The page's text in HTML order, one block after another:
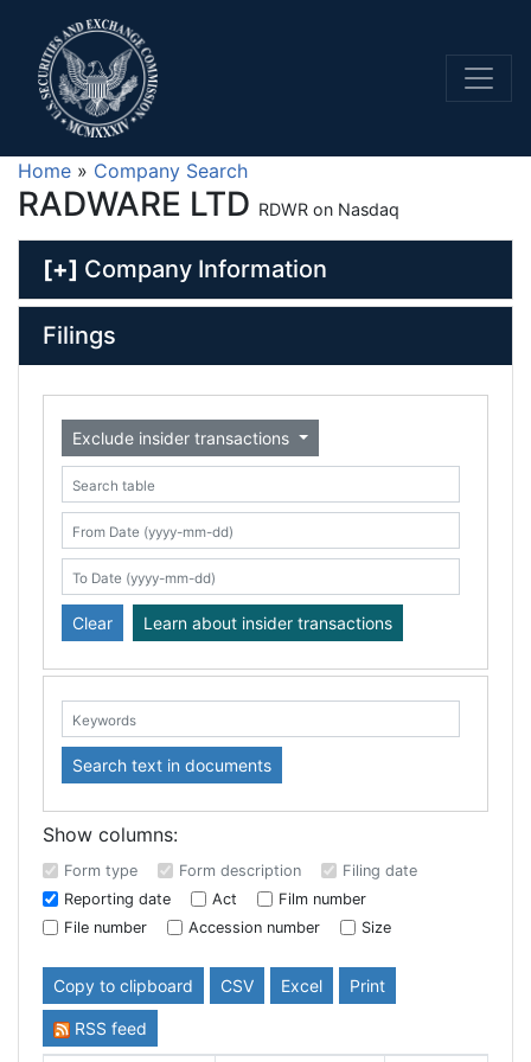
Home » Company Search
RADWARE LTD RDWR on Nasdaq
[+] Company Information
Filings
Exclude insider transactions
Search table
From Date (yyyy-mm-dd)
To Date (yyyy-mm-dd)
Clear Learn about insider transactions
Keywords: Search text in documents
Show columns:
Form type Form description
Filing date
Reporting date
Act
Film number
File number
Accession number Size
Copy to clipboard CSV Excel Print
RSS feed